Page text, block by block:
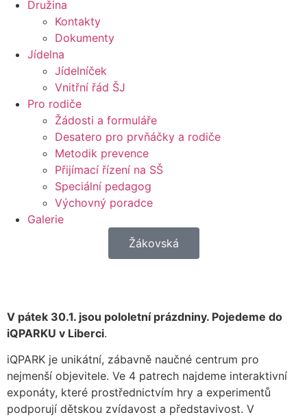
Družina
Kontakty
Dokumenty
Jídelna
Jídelníček
Vnitřní řád ŠJ
Pro rodiče
Žádosti a formuláře
Desatero pro prvňáčky a rodiče
Metodik prevence
Přijímací řízení na SŠ
Speciální pedagog
Výchovný poradce
Galerie
Žákovská
V pátek 30.1. jsou pololetní prázdniny. Pojedeme do
iQPARKU v Liberci.
iQPARK je unikátní, zábavně naučné centrum pro
nejmenší objevitele. Ve 4 patrech najdeme interaktivní
exponáty, které prostřednictvím hry a experimentů
podporují dětskou zvídavost a představivost. V